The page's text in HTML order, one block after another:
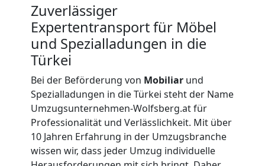
Zuverlässiger
Expertentransport für Möbel
und Spezialladungen in die
Türkei
Bei der Beförderung von Mobiliar und
Spezialladungen in die Türkei steht der Name
Umzugsunternehmen-Wolfsberg.at für
Professionalität und Verlässlichkeit. Mit über
10 Jahren Erfahrung in der Umzugsbranche
wissen wir, dass jeder Umzug individuelle
Wolfsberg
Büroumzug
Wolfsberg
Expressumzug